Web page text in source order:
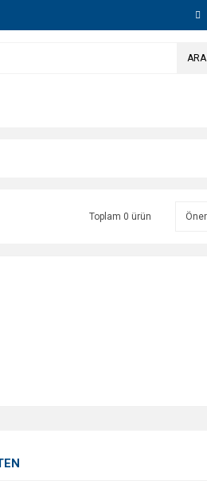
ARA
Toplam 0 ürün